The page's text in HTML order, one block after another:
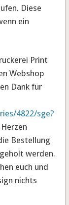
Diese
ein
Print
Webshop
Dank für
4822/sge?
Bestellung
werden.
euch und
nichts